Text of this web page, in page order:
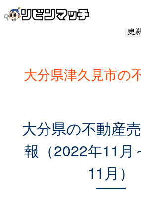
更
大分県津久見市の
大分県の不動産
報（2022年11月
11月）